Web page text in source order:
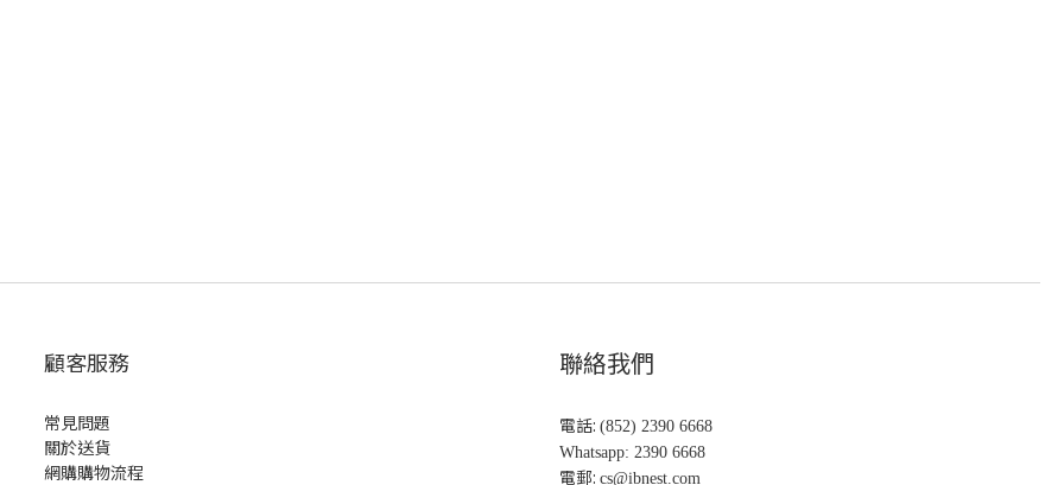
顧客服務
常見問題
關於送貨
網購購物流程
聯絡我們
電話: (852) 2390 6668
Whatsapp: 2390 6668
電郵: cs@ibnest.com